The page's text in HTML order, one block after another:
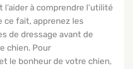
à comprendre l’utilité
ce fait, apprenez les
de dressage avant de
chien. Pour
le bonheur de votre chien,